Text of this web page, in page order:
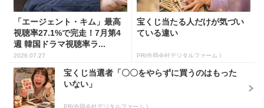
「エージェント・キム」最高
視聴率27.1%で完走！7月第4
週 韓国ドラマ視聴率ラ...
2026.07.27
宝くじ当たる人だけが気づい
ている違い
PR(合同会社デジタルファーム )
宝くじ当選者「〇〇をやらずに買うのはもった
いない」